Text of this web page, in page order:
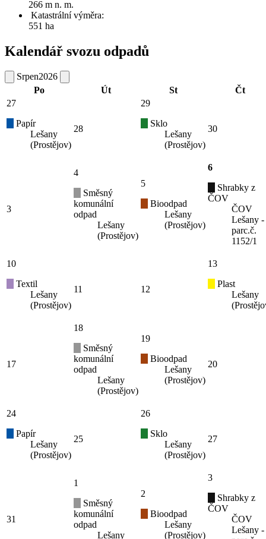
266 m n. m.
Katastrální výměra:
551 ha
Kalendář svozu odpadů
Srpen2026
Po
Út St
Čt
27
Papír
Lešany
(Prostějov)
28
29
Sklo
Lešany
(Prostějov)
30
3
4
Směsný
komunální
odpad
Lešany
(Prostějov)
5
Bioodpad
Lešany
(Prostějov)
6
Shrabky z
ČOV
ČOV
Lešany -
parc.č.
1152/1
10
Textil
Lešany
(Prostějov)
11 12
13
Plast
Lešany
17
18
Směsný
komunální
odpad
Lešany
(Prostějov)
19
Bioodpad
Lešany
(Prostějov)
20
24
Papír
Lešany
(Prostějov)
25
26
Sklo
Lešany
(Prostějov)
27
31
1
Směsný
komunální
odpad
Lešany
2
Bioodpad
Lešany
(Prostějov)
3
Shrabky z
ČOV
ČOV
Lešany -